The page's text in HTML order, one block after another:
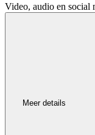
Video, audio en social
Meer details